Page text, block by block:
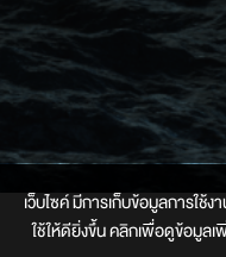
เว็บไซค์ มีการเก็บข้อมูลการใ
ใช้ให้ดียิ่งขึ้น คลิกเพื่อดูข้อมูลเ